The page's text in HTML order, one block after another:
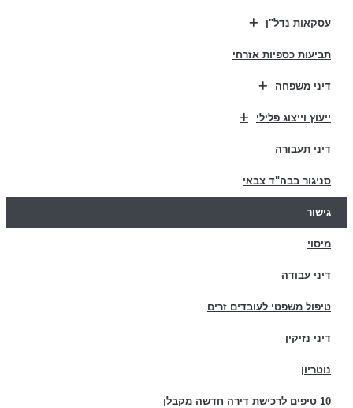
עסקאות נדל"ן
תביעות כספיות אזרחי
דיני משפחה
ייעוץ וייצוג פלילי
דיני תעבורה
סניגור בבה"ד צבאי
גישור
מיסוי
דיני עבודה
טיפול משפטי לעובדים זרים
דיני נזיקין
נוטריון
10 טיפים לרכישת דירה חדשה מקבלן